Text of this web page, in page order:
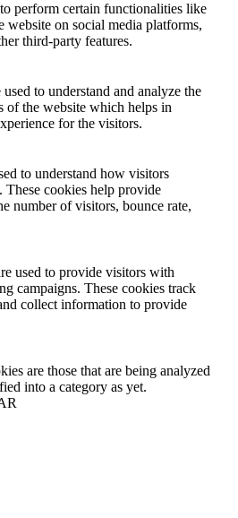
perform certain functionalities like
website on social media platforms,
third-party features.
to understand and analyze the
of the website which helps in
for the visitors.
to understand how visitors
cookies help provide
number of visitors, bounce rate,
used to provide visitors with
campaigns. These cookies track
collect information to provide
are those that are being analyzed
into a category as yet.